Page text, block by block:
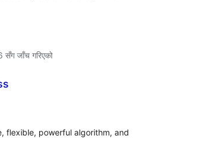
सँग जाँच गरिएको
flexible, powerful algorithm, and